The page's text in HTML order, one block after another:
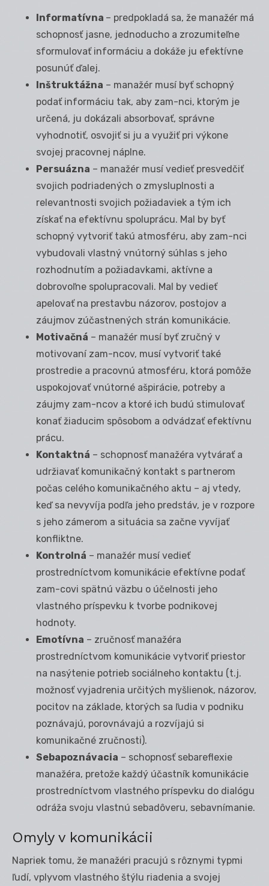
Informatívna – predpokladá sa, že manažér má
schopnosť jasne, jednoducho a zrozumiteľne
sformulovať informáciu a dokáže ju efektívne
posunúť ďalej.
Inštruktážna – manažér musí byť schopný
podať informáciu tak, aby zam-nci, ktorým je
určená, ju dokázali absorbovať, správne
vyhodnotiť, osvojiť si ju a využiť pri výkone
svojej pracovnej náplne.
Persuázna – manažér musí vedieť presvedčiť
svojich podriadených o zmysluplnosti a
relevantnosti svojich požiadaviek a tým ich
získať na efektívnu spoluprácu. Mal by byť
schopný vytvoriť takú atmosféru, aby zam-nci
vybudovali vlastný vnútorný súhlas s jeho
rozhodnutím a požiadavkami, aktívne a
dobrovoľne spolupracovali. Mal by vedieť
apelovať na prestavbu názorov, postojov a
záujmov zúčastnených strán komunikácie.
Motivačná – manažér musí byť zručný v
motivovaní zam-ncov, musí vytvoriť také
prostredie a pracovnú atmosféru, ktorá pomôže
uspokojovať vnútorné ašpirácie, potreby a
záujmy zam-ncov a ktoré ich budú stimulovať
konať žiaducim spôsobom a odvádzať efektívnu
prácu.
Kontaktná – schopnosť manažéra vytvárať a
udržiavať komunikačný kontakt s partnerom
počas celého komunikačného aktu – aj vtedy,
keď sa nevyvíja podľa jeho predstáv, je v rozpore
s jeho zámerom a situácia sa začne vyvíjať
konfliktne.
Kontrolná – manažér musí vedieť
prostredníctvom komunikácie efektívne podať
zam-covi spätnú väzbu o účelnosti jeho
vlastného príspevku k tvorbe podnikovej
hodnoty.
Emotívna – zručnosť manažéra
prostredníctvom komunikácie vytvoriť priestor
na nasýtenie potrieb sociálneho kontaktu (t.j.
možnosť vyjadrenia určitých myšlienok, názorov,
pocitov na základe, ktorých sa ľudia v podniku
poznávajú, porovnávajú a rozvíjajú si
komunikačné zručnosti).
Sebapoznávacia – schopnosť sebareflexie
manažéra, pretože každý účastník komunikácie
prostredníctvom vlastného príspevku do dialógu
odráža svoju vlastnú sebadôveru, sebavnímanie.
Omyly v komunikácii
Napriek tomu, že manažéri pracujú s rôznymi typmi
ľudí, vplyvom vlastného štýlu riadenia a svojej